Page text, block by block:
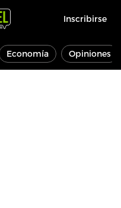
Inscribirse
Economía Opiniones